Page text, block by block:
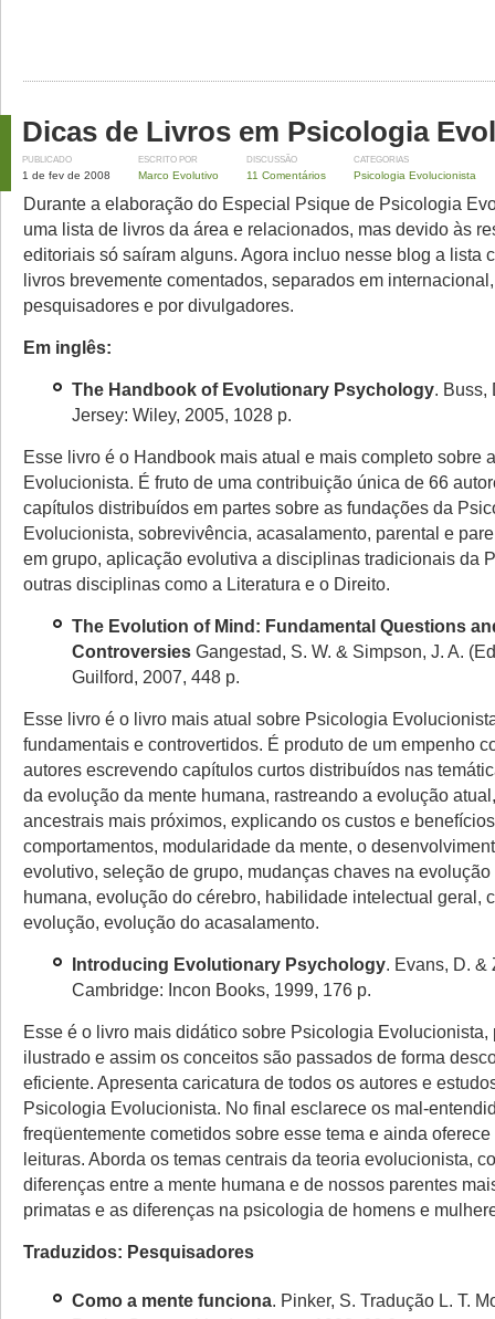
Dicas de Livros em Psicologia
PUBLICADO
1 de fev de 2008
ESCRITO POR
Marco Evolutivo
DISCUSSÃO
11 Comentários
CATEGORIAS
Psicologia Evolucionista
Durante a elaboração do Especial Psique de Psicologia
uma lista de livros da área e relacionados, mas devido às
editoriais só saíram alguns. Agora incluo nesse blog a lista
livros brevemente comentados, separados em
pesquisadores e por divulgadores.
Em inglês:
The Handbook of Evolutionary Psychology .
Jersey: Wiley, 2005, 1028 p.
Esse livro é o Handbook mais atual e mais completo sobre
Evolucionista. É fruto de uma contribuição única de 66
capítulos distribuídos em partes sobre as fundações da
Evolucionista, sobrevivência, acasalamento, parental e
em grupo, aplicação evolutiva a disciplinas tradicionais da
outras disciplinas como a Literatura e o Direito.
The Evolution of Mind: Fundamental Questions
Controversies Gangestad, S. W. & Simpson, J. A.
Guilford, 2007, 448 p.
Esse livro é o livro mais atual sobre Psicologia
fundamentais e controvertidos. É produto de um empenho c
autores escrevendo capítulos curtos distribuídos nas
da evolução da mente humana , rastreando a evolução
ancestrais mais próximos, explicando os custos e
comportamentos, modularidade da mente, o
evolutivo, seleção de grupo, mudanças chaves na
humana, evolução do cérebro, habilidade intelectual geral,
evolução, evolução do acasalamento.
Introducing Evolutionary Psychology . Evans, D.
Cambridge: Incon Books, 1999, 176 p.
Esse é o livro mais didático sobre Psicologia Evolucionista,
ilustrado e assim os conceitos são passados de forma
eficiente. Apresenta caricatura de todos os autores e
Psicologia Evolucionista. No final esclarece os mal-
freqüentemente cometidos sobre esse tema e ainda
leituras. Aborda os temas centrais da teoria evolucionista,
diferenças entre a mente humana e de nossos parentes
primatas e as diferenças na psicologia de homens e
Traduzidos: Pesquisadores
Como a mente funciona Pinker, S. Tradução L. T.